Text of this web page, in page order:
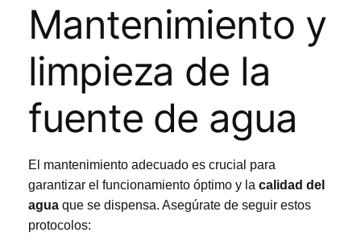
Mantenimiento y
limpieza de la
fuente de agua
El mantenimiento adecuado es crucial para
garantizar el funcionamiento óptimo y la calidad del
agua que se dispensa. Asegúrate de seguir estos
protocolos: